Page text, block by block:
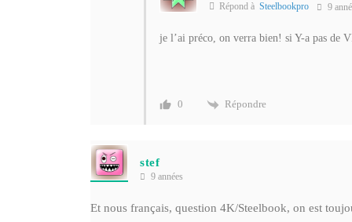
Répond à Steelbookpro 9
je l’ai préco, on verra bien! si Y-a pas de
0 Répondre
stef
9 années
Et nous français, question 4K/Steelbook, on est